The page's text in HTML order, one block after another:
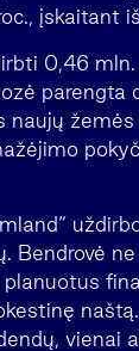
įskaitant
0,46
Bendrovė
vienai